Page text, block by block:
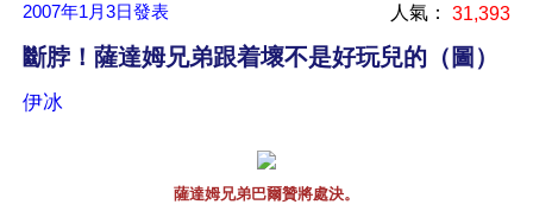
2007年1月3日發表 人氣： 31,393
斷脖！薩達姆兄弟跟着壞不是好玩兒的（圖）
伊冰
薩達姆兄弟巴爾贊將處決。